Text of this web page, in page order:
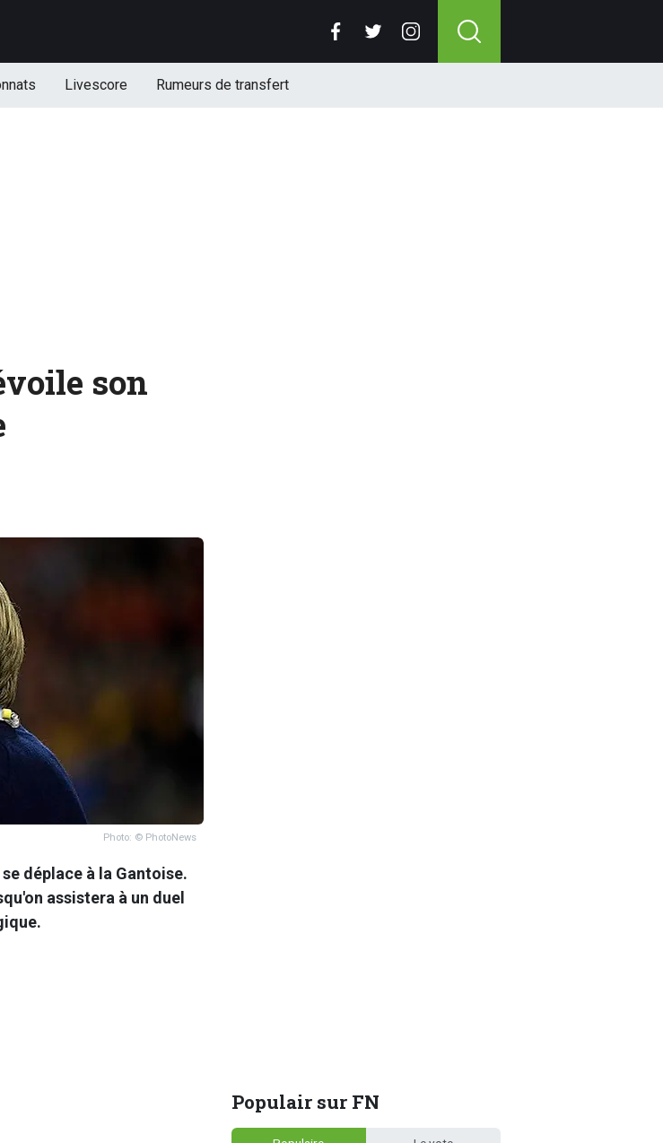
Livescore Rumeurs de transfert
son
Photo: © PhotoNews
déplace à la Gantoise.
assistera à un duel
Populair sur FN